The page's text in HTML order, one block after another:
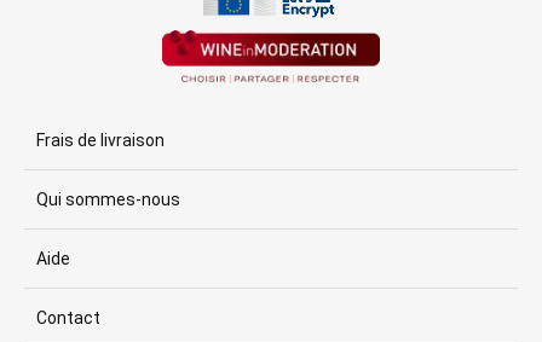
Frais de livraison
Qui sommes-nous
Aide
Contact